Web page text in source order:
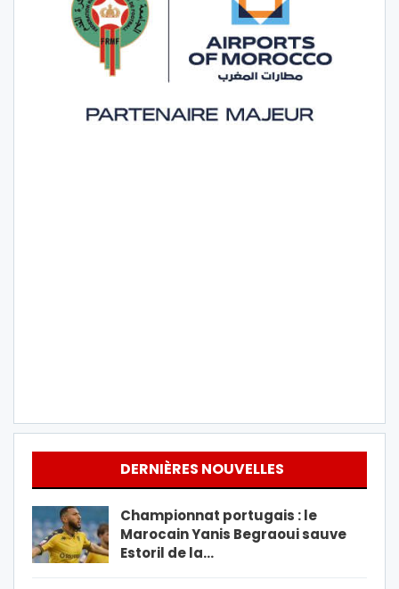
DERNIÈRES NOUVELLES
Championnat portugais : le
Marocain Yanis Begraoui sauve
Estoril de la…